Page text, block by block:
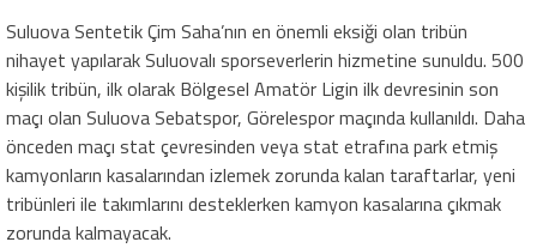
Suluova Sentetik Çim Saha’nın en önemli eksiği olan tribün
nihayet yapılarak Suluovalı sporseverlerin hizmetine sunuldu. 500
kişilik tribün, ilk olarak Bölgesel Amatör Ligin ilk devresinin son
maçı olan Suluova Sebatspor, Görelespor maçında kullanıldı. Daha
önceden maçı stat çevresinden veya stat etrafına park etmiş
kamyonların kasalarından izlemek zorunda kalan taraftarlar, yeni
tribünleri ile takımlarını desteklerken kamyon kasalarına çıkmak
zorunda kalmayacak.